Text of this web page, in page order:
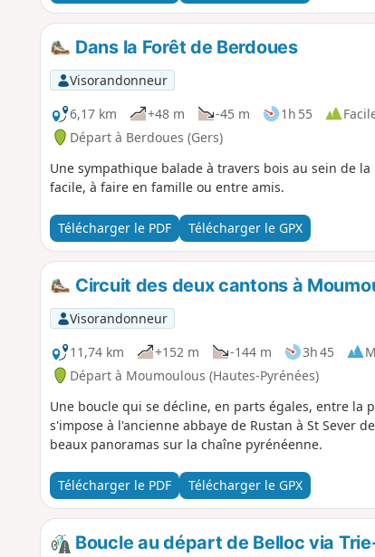
Dans la Forêt de Berdoues
Visorandonneur
6,17 km
+48 m -45 m 1h 55
Départ à Berdoues (Gers)
Une sympathique balade à travers bois au sein de
facile, à faire en famille ou entre amis.
Télécharger le PDF Télécharger le GPX
Circuit des deux cantons à
Visorandonneur
11,74 km
+152 m -144 m 3h 45
Départ à Moumoulous (Hautes-Pyrénées)
Une boucle qui se décline, en parts égales, entre la
s'impose à l'ancienne abbaye de Rustan à St Sever
beaux panoramas sur la chaîne pyrénéenne.
Télécharger le PDF Télécharger le GPX
Boucle au départ de Belloc via